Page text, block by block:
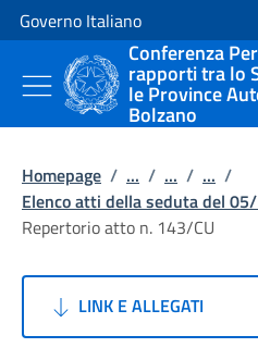
Vai al contenuto
Vai alla navigazione del sito
Governo Italiano
Conferenza
rapporti tra lo
le Province
Bolzano
Homepage / ... / ... / ... /
Elenco atti della seduta del
Repertorio atto n. 143/CU
LINK E ALLEGATI